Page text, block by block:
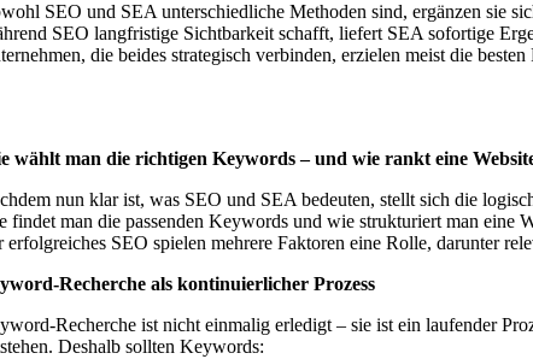
SEO und SEA unterschiedliche Methoden sind, ergänzen sie
SEO langfristige Sichtbarkeit schafft, liefert SEA sofortige
die beides strategisch verbinden, erzielen meist die
wählt man die richtigen Keywords – und wie rankt eine
nun klar ist, was SEO und SEA bedeuten, stellt sich die
findet man die passenden Keywords und wie strukturiert man eine
erfolgreiches SEO spielen mehrere Faktoren eine Rolle, darunter
Recherche als kontinuierlicher Prozess
Recherche ist nicht einmalig erledigt – sie ist ein laufender
Deshalb sollten Keywords: